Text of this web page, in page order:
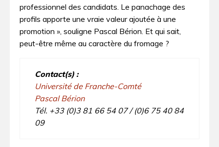
professionnel des candidats. Le panachage des
profils apporte une vraie valeur ajoutée à une
promotion », souligne Pascal Bérion. Et qui sait,
peut-être même au caractère du fromage ?
Contact(s) :
Université de Franche-Comté
Pascal Bérion
Tél. +33 (0)3 81 66 54 07 / (0)6 75 40 84
09